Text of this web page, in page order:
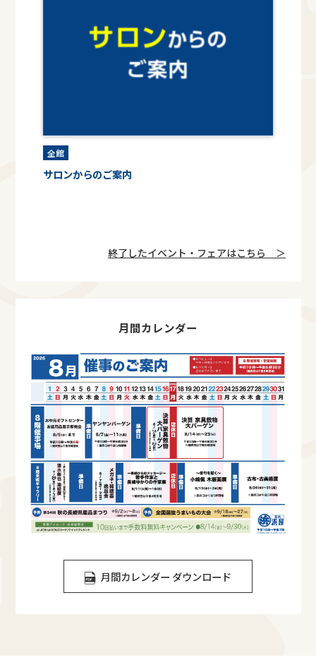
全館
サロンからのご案内
終了したイベント・フェアはこちら ＞
月間カレンダー
月間カレンダー ダウンロード